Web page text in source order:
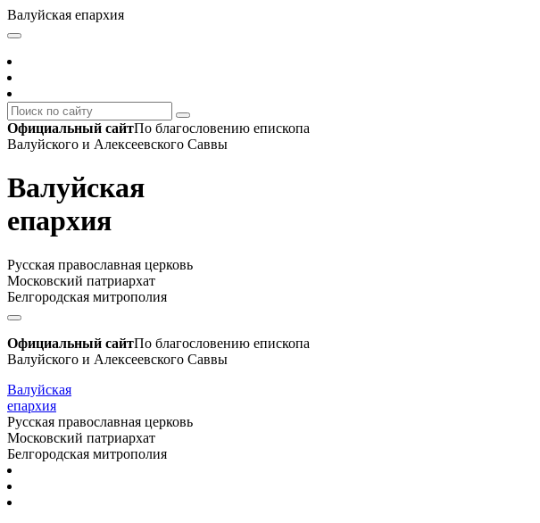
Валуйская епархия
Официальный сайтПо благословению епископа
Валуйского и Алексеевского Саввы
Валуйская
епархия
Русская православная церковь
Московский патриархат
Белгородская митрополия
Официальный сайтПо благословению епископа
Валуйского и Алексеевского Саввы
Валуйская
епархия
Русская православная церковь
Московский патриархат
Белгородская митрополия